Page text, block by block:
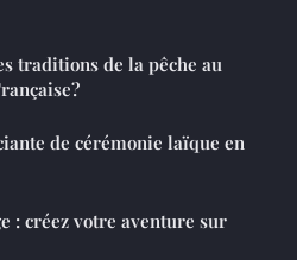
traditions de la pêche au
de cérémonie laïque en
: créez votre aventure sur